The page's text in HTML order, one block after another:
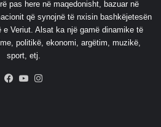
pas here në maqedonisht, bazuar në
që synojnë të nxisin bashkëjetesën
e Veriut. Alsat ka një gamë dinamike të
politikë, ekonomi, argëtim, muzikë,
sport, etj.
Facebook
YouTube